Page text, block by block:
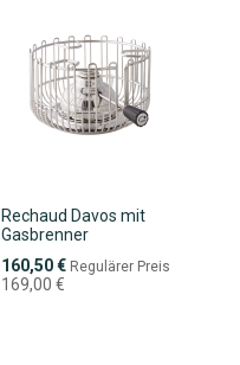
Rechaud Davos mit
Gasbrenner
Sonderpreis
160,50 € Regulärer Preis
169,00 €